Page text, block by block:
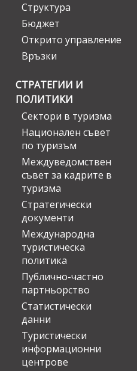
Структура
Бюджет
Открито управление
Връзки
СТРАТЕГИИ И
ПОЛИТИКИ
Сектори в туризма
Национален съвет
по туризъм
Междуведомствен
съвет за кадрите в
туризма
Стратегически
документи
Международна
туристическа
политика
Публично-частно
партньорство
Статистически
данни
Туристически
информационни
центрове